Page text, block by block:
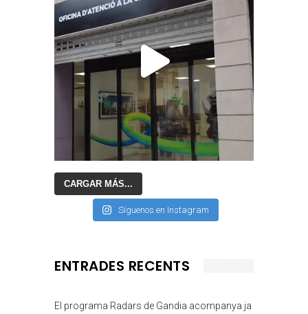
CARGAR MÁS...
Síguenos en Instagram
ENTRADES RECENTS
El programa Radars de Gandia acompanya ja